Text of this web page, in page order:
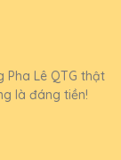
Pha Lê QTG thật
là đáng tiền!